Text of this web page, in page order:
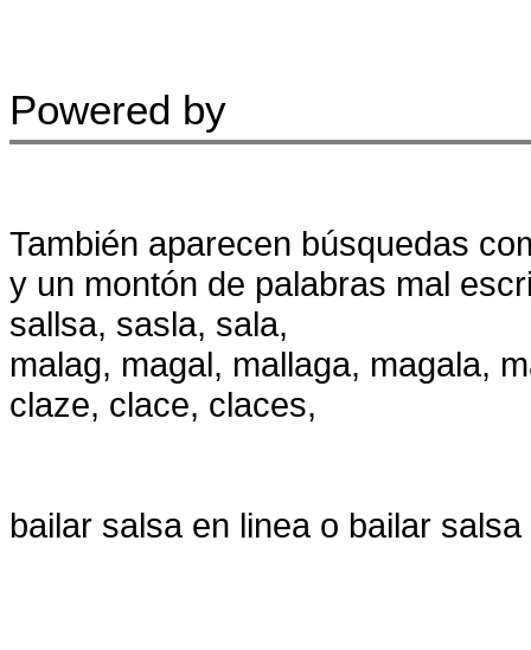
Powered by
También aparecen búsquedas
y un montón de palabras mal
sallsa, sasla, sala,
malag, magal, mallaga, magala,
claze, clace, claces,
bailar salsa en linea o bailar